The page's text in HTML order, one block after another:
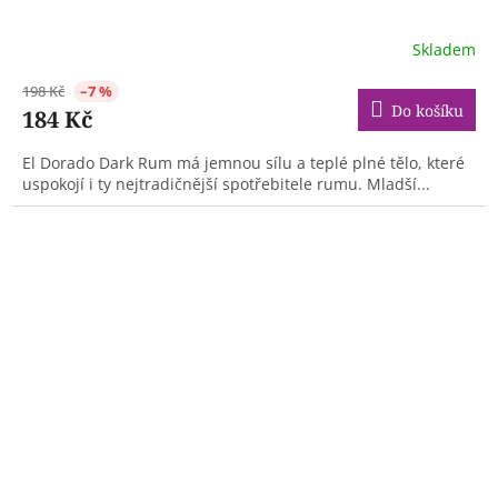
Skladem
198 Kč –7 %
184 Kč Do košíku
El Dorado Dark Rum má jemnou sílu a teplé plné tělo, které
uspokojí i ty nejtradičnější spotřebitele rumu. Mladší...